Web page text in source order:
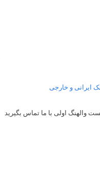
ایرانی و خارجی
والهنگ اولی با ما تماس بگیرید